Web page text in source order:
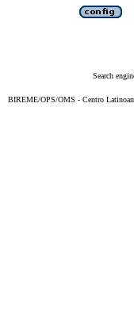
Search
BIREME/OPS/OMS - Centro